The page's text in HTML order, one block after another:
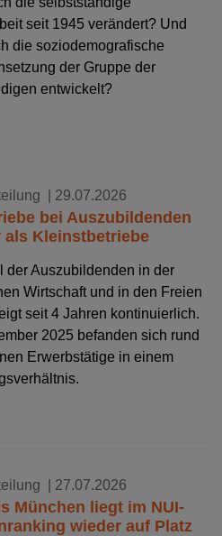
seit 1945 verändert? Und
die soziodemografische
der Gruppe der
entwickelt?
| 29.07.2026
bei Auszubildenden
als Kleinstbetriebe
der Auszubildenden in der
Wirtschaft und in den Freien
seit 4 Jahren kontinuierlich.
2025 befanden sich rund
Erwerbstätige in einem
| 27.07.2026
München liegt im NUI-
wieder auf Platz